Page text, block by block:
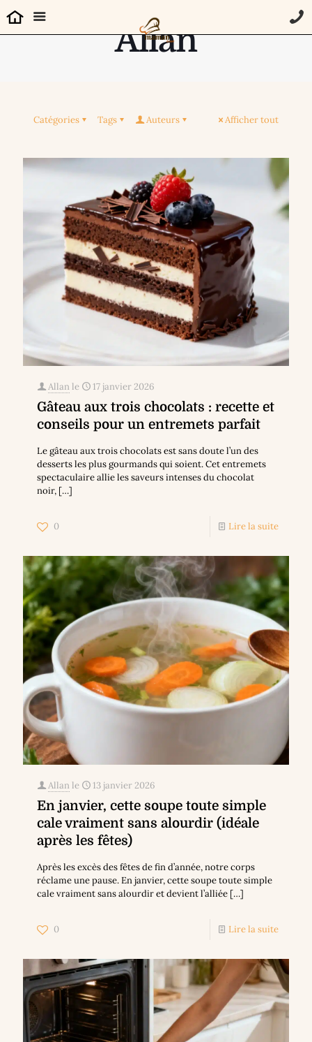
Allan
Catégories Tags Auteurs Afficher tout
Allan le 17 janvier 2026
Gâteau aux trois chocolats : recette et
conseils pour un entremets parfait
Le gâteau aux trois chocolats est sans doute l’un des
desserts les plus gourmands qui soient. Cet entremets
spectaculaire allie les saveurs intenses du chocolat
noir, […]
0 Lire la suite
Allan le 13 janvier 2026
En janvier, cette soupe toute simple
cale vraiment sans alourdir (idéale
après les fêtes)
Après les excès des fêtes de fin d’année, notre corps
réclame une pause. En janvier, cette soupe toute simple
cale vraiment sans alourdir et devient l’alliée […]
0 Lire la suite